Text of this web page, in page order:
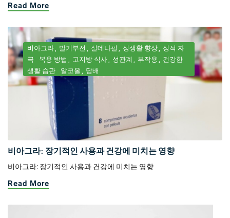
Read More
비아그라 발기부전 실데나필 성생활 향상
성적 자
극
복용 방법 고지방 식사 성관계 부작용
건강한
생활 습관
알코올 담배
비아그라: 장기적인 사용과 건강에 미치는 영향
비아그라: 장기적인 사용과 건강에 미치는 영향
Read More